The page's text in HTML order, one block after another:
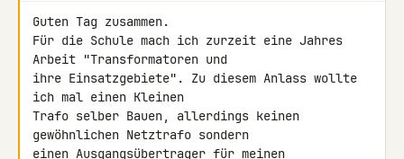
Guten Tag zusammen.
Für die Schule mach ich zurzeit eine Jahres
Arbeit "Transformatoren und
ihre Einsatzgebiete". Zu diesem Anlass wollte
ich mal einen Kleinen
Trafo selber Bauen, allerdings keinen
gewöhnlichen Netztrafo sondern
einen Ausgangsübertrager für meinen